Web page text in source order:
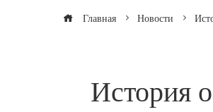
Главная Новости
История